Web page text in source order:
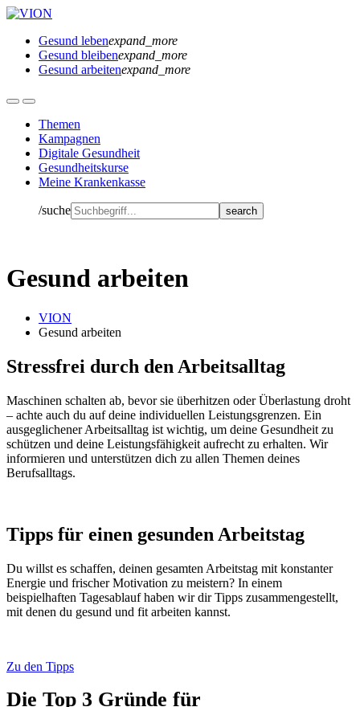
Gesund lebenexpand_more
Gesund bleibenexpand_more
Gesund arbeitenexpand_more
Themen
Kampagnen
Digitale Gesundheit
Gesundheitskurse
Meine Krankenkasse
/suche
Gesund arbeiten
VION
Gesund arbeiten
Stressfrei durch den Arbeitsalltag
Maschinen schalten ab, bevor sie überhitzen oder Überlastung droht
– achte auch du auf deine individuellen Leistungsgrenzen. Ein
ausgeglichener Arbeitsalltag ist wichtig, um deine Gesundheit zu
schützen und deine Leistungsfähigkeit aufrecht zu erhalten. Wir
informieren und unterstützen dich zu allen Themen deines
Berufsalltags.
Tipps für einen gesunden Arbeitstag
Du willst es schaffen, deinen gesamten Arbeitstag mit konstanter
Energie und frischer Motivation zu meistern? In einem
beispielhaften Tagesablauf haben wir dir Tipps zusammengestellt,
mit denen du gesund und fit arbeiten kannst.
Zu den Tipps
Die Top 3 Gründe für